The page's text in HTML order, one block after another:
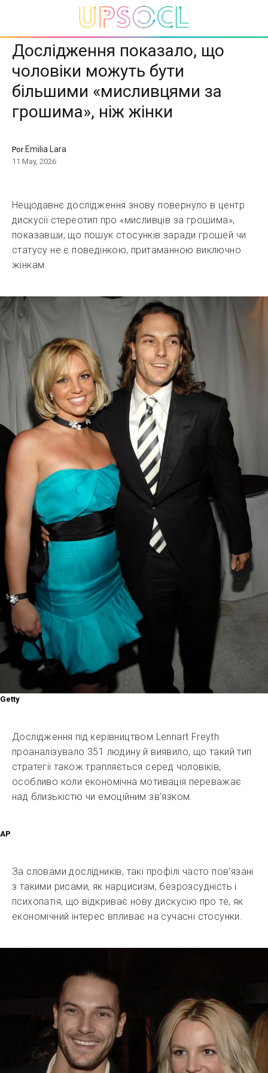
Дослідження показало, що
чоловіки можуть бути
більшими «мисливцями за
грошима», ніж жінки
Por Emilia Lara
11 May, 2026
Нещодавнє дослідження знову повернуло в центр
дискусії стереотип про «мисливців за грошима»,
показавши, що пошук стосунків заради грошей чи
статусу не є поведінкою, притаманною виключно
жінкам.
Getty
Дослідження під керівництвом Lennart Freyth
проаналізувало 351 людину й виявило, що такий тип
стратегії також трапляється серед чоловіків,
особливо коли економічна мотивація переважає
над близькістю чи емоційним зв’язком.
AP
За словами дослідників, такі профілі часто пов’язані
з такими рисами, як нарцисизм, безрозсудність і
психопатія, що відкриває нову дискусію про те, як
економічний інтерес впливає на сучасні стосунки.